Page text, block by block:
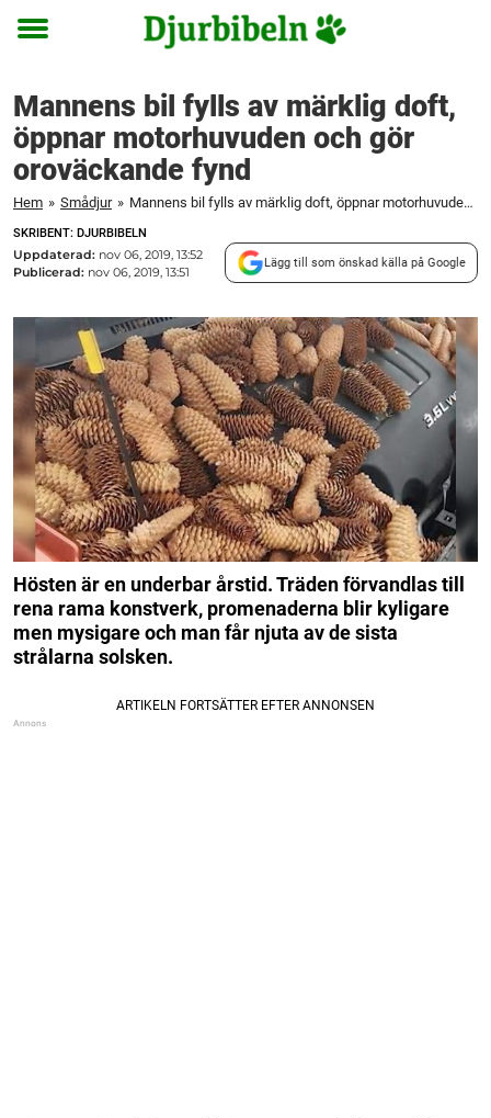
Toggle
Mannens bil fylls av märklig doft,
öppnar motorhuvuden och gör
oroväckande fynd
Hem » Smådjur » Mannens bil fylls av märklig doft, öppnar motorhuvuden och gör oroväckande fynd
SKRIBENT: DJURBIBELN
Uppdaterad: nov 06, 2019, 13:52
Publicerad: nov 06, 2019, 13:51
Lägg till som önskad källa på Google
Hösten är en underbar årstid. Träden förvandlas till
rena rama konstverk, promenaderna blir kyligare
men mysigare och man får njuta av de sista
strålarna solsken.